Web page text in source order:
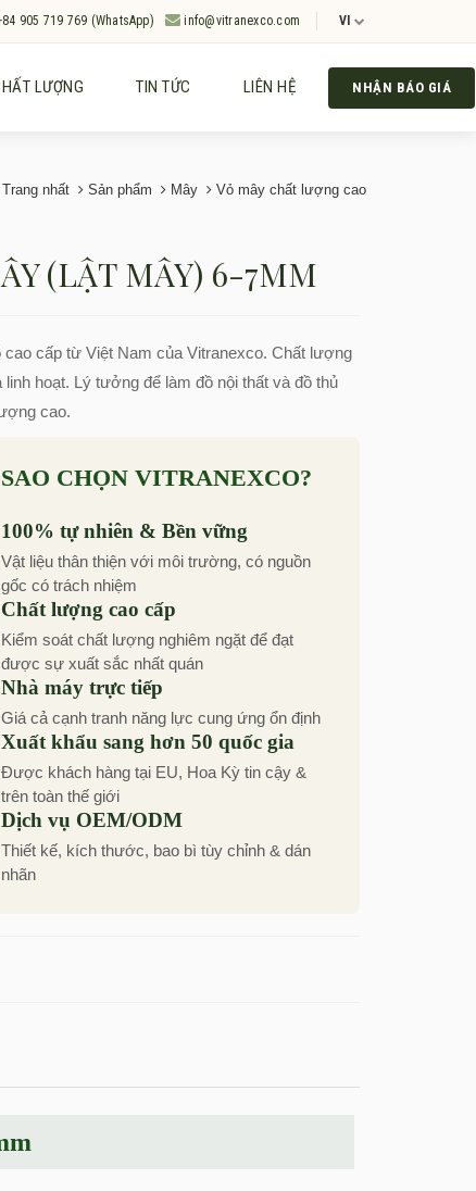
905 719 769 (WhatsApp) info@vitranexco.com VI
LƯỢNG TIN TỨC LIÊN HỆ NHẬN BÁO GIÁ
Trang nhất Sản phẩm Mây Vỏ mây chất lượng cao
(LẬT MÂY) 6-7MM
cao cấp từ Việt Nam của Vitranexco. Chất lượng
linh hoạt. Lý tưởng để làm đồ nội thất và đồ thủ
cao.
CHỌN VITRANEXCO?
100% tự nhiên & Bền vững
Vật liệu thân thiện với môi trường, có nguồn
gốc có trách nhiệm
Chất lượng cao cấp
Kiểm soát chất lượng nghiêm ngặt để đạt
được sự xuất sắc nhất quán
Nhà máy trực tiếp
Giá cả cạnh tranh năng lực cung ứng ổn định
Xuất khẩu sang hơn 50 quốc gia
Được khách hàng tại EU, Hoa Kỳ tin cậy &
trên toàn thế giới
Dịch vụ OEM/ODM
Thiết kế, kích thước, bao bì tùy chỉnh & dán
nhãn